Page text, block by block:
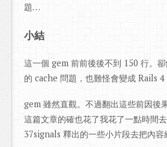
題…
小結
這一個 gem 前前後後不到 150 行。
的 cache 問題，也難怪會變成 Rails 4
gem 雖然直觀。不過翻出這些前因後
這篇文章的確也花了我花了一點時間
37signals 釋出的一些小片段去把內容